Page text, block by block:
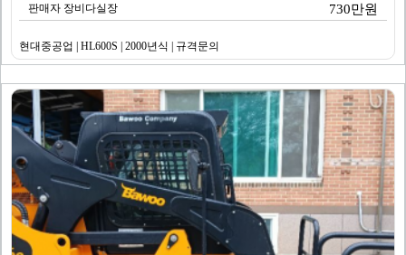
판매자 장비다실장 730만원
현대중공업 | HL600S | 2000년식 | 규격문의